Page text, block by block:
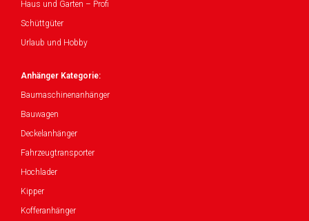
Haus und Garten – Profi
Schüttgüter
Urlaub und Hobby
Anhänger Kategorie:
Baumaschinenanhänger
Bauwagen
Deckelanhänger
Fahrzeugtransporter
Hochlader
Kipper
Kofferanhänger